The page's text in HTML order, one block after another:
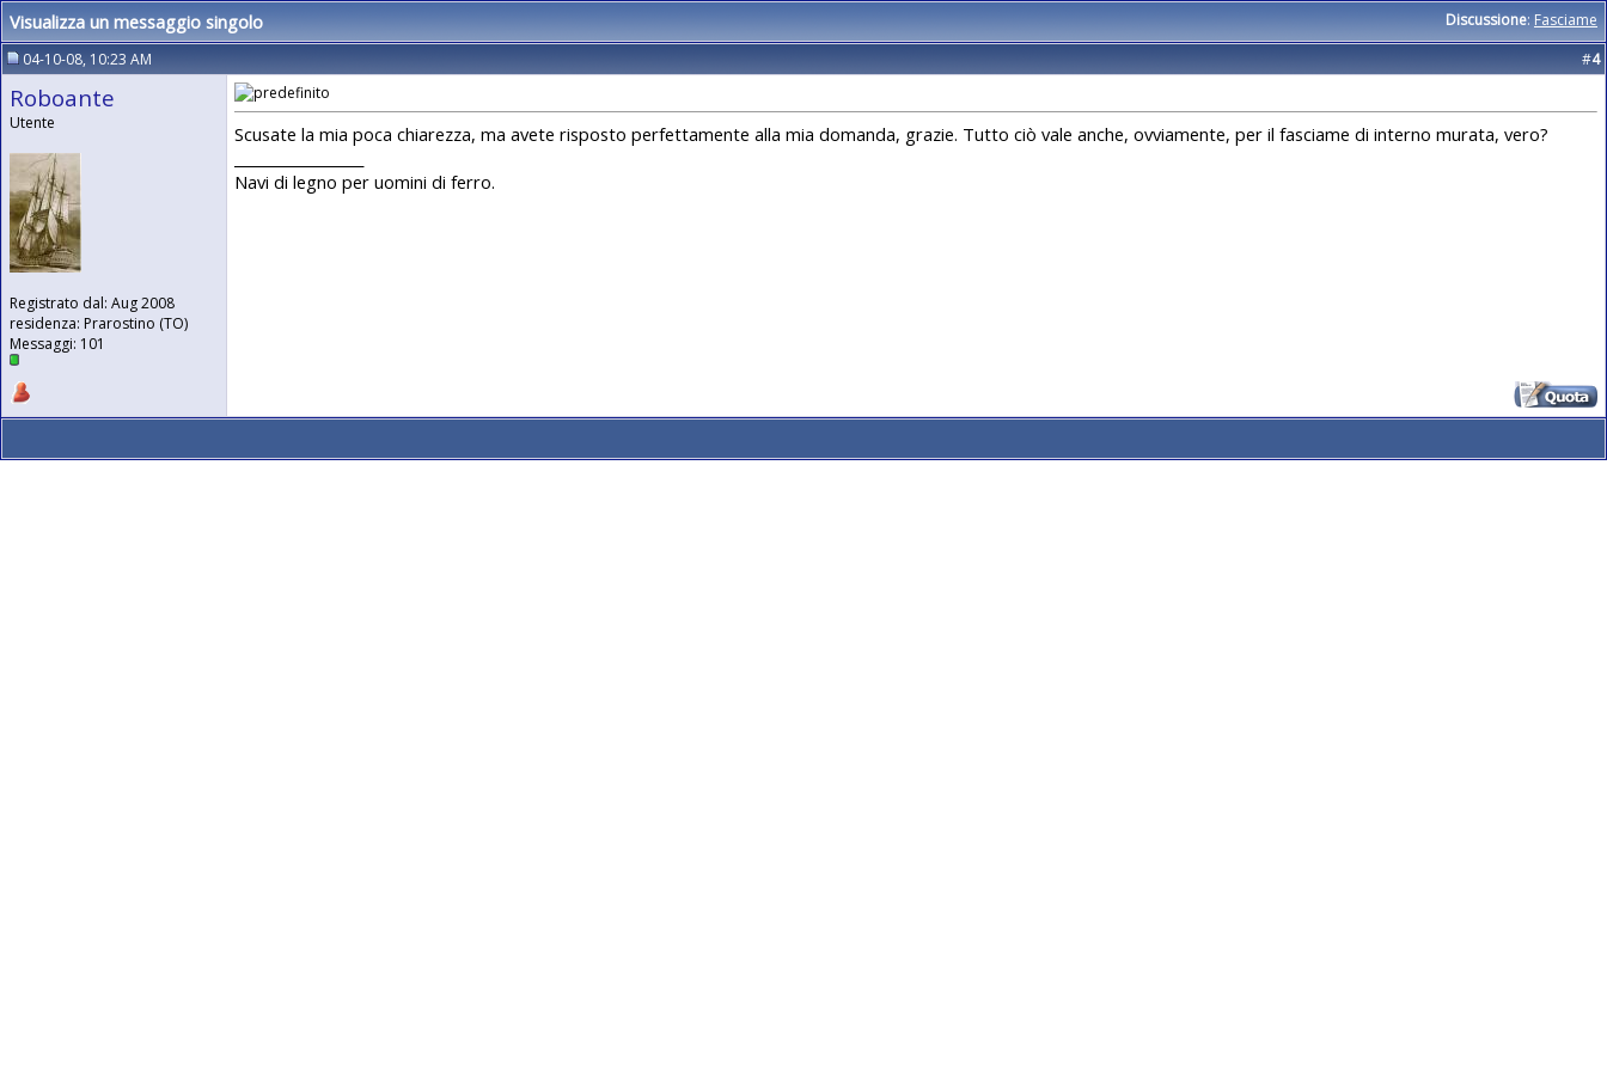
Discussione: Fasciame
Visualizza un messaggio singolo
04-10-08, 10:23 AM #4
Roboante
Utente
Registrato dal: Aug 2008
residenza: Prarostino (TO)
Messaggi: 101
Scusate la mia poca chiarezza, ma avete risposto perfettamente alla mia domanda, grazie. Tutto ciò vale anche, ovviamente, per il fasciame di interno murata, vero?
Navi di legno per uomini di ferro.